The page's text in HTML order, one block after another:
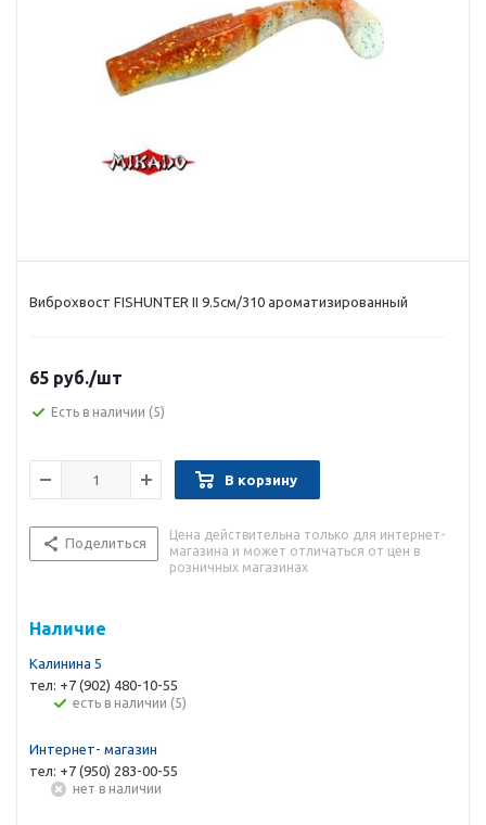
Виброхвост FISHUNTER II 9.5см/310 ароматизированный
65 руб./шт
Есть в наличии (5)
В корзину
Поделиться
Цена действительна только для интернет-
магазина и может отличаться от цен в
розничных магазинах
Наличие
Калинина 5
тел: +7 (902) 480-10-55
Есть в наличии (5)
Интернет- магазин
тел: +7 (950) 283-00-55
Нет в наличии